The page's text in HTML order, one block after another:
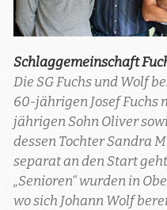
Schlaggemeinschaft
Die SG Fuchs und Wolf
60-jährigen Josef Fuchs
jährigen Sohn Oliver
dessen Tochter Sandra
separat an den Start
„Senioren“ wurden in
wo sich Johann Wolf